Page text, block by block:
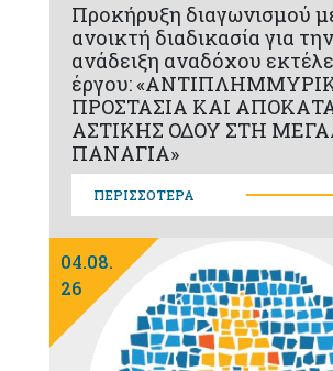
Προκήρυξη διαγωνισμού
ανοικτή διαδικασία για την
ανάδειξη αναδόχου
έργου:
ΠΡΟΣΤΑΣΙΑ ΚΑΙ
ΑΣΤΙΚΗΣ ΟΔΟΥ ΣΤΗ
ΠΑΝΑΓΙΑ»
ΠΕΡΙΣΣΟΤΕΡΑ
04.08.
26